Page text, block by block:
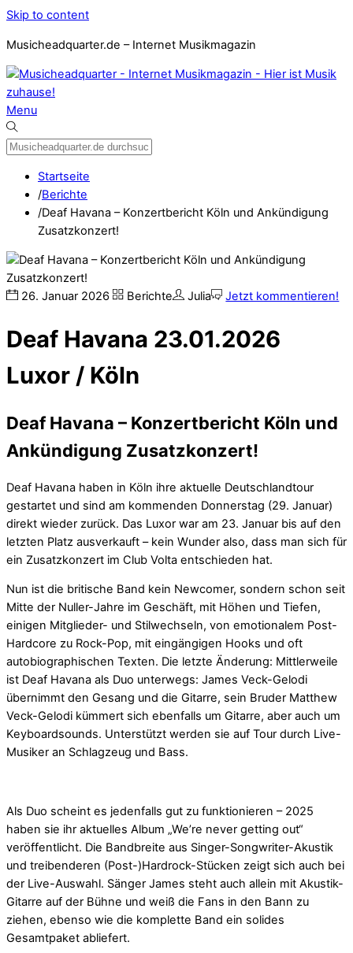
Skip to content
Musicheadquarter.de – Internet Musikmagazin
Menu
Startseite
/Berichte
/Deaf Havana – Konzertbericht Köln und Ankündigung
Zusatzkonzert!
26. Januar 2026 Berichte Julia Jetzt kommentieren!
Deaf Havana 23.01.2026
Luxor / Köln
Deaf Havana – Konzertbericht Köln und
Ankündigung Zusatzkonzert!
Deaf Havana haben in Köln ihre aktuelle Deutschlandtour
gestartet und sind am kommenden Donnerstag (29. Januar)
direkt wieder zurück. Das Luxor war am 23. Januar bis auf den
letzten Platz ausverkauft – kein Wunder also, dass man sich für
ein Zusatzkonzert im Club Volta entschieden hat.
Nun ist die britische Band kein Newcomer, sondern schon seit
Mitte der Nuller-Jahre im Geschäft, mit Höhen und Tiefen,
einigen Mitglieder- und Stilwechseln, von emotionalem Post-
Hardcore zu Rock-Pop, mit eingängigen Hooks und oft
autobiographischen Texten. Die letzte Änderung: Mittlerweile
ist Deaf Havana als Duo unterwegs: James Veck-Gelodi
übernimmt den Gesang und die Gitarre, sein Bruder Matthew
Veck-Gelodi kümmert sich ebenfalls um Gitarre, aber auch um
Keyboardsounds. Unterstützt werden sie auf Tour durch Live-
Musiker an Schlagzeug und Bass.
Als Duo scheint es jedenfalls gut zu funktionieren – 2025
haben sie ihr aktuelles Album „We’re never getting out“
veröffentlicht. Die Bandbreite aus Singer-Songwriter-Akustik
und treibenderen (Post-)Hardrock-Stücken zeigt sich auch bei
der Live-Auswahl. Sänger James steht auch allein mit Akustik-
Gitarre auf der Bühne und weiß die Fans in den Bann zu
ziehen, ebenso wie die komplette Band ein solides
Gesamtpaket abliefert.